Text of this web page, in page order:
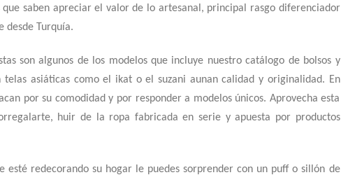
saben apreciar el valor de lo artesanal, principal rasgo diferenciador
desde Turquía.
son algunos de los modelos que incluye nuestro catálogo de bolsos y
telas asiáticas como el ikat o el suzani aunan calidad y originalidad. En
por su comodidad y por responder a modelos únicos. Aprovecha esta
huir de la ropa fabricada en serie y apuesta por productos
esté redecorando su hogar le puedes sorprender con un puff o sillón de